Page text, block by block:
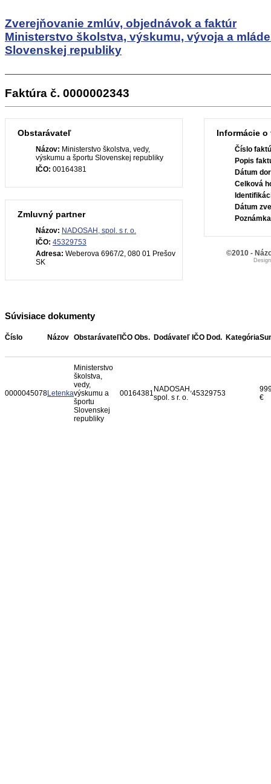
Zverejňovanie zmlúv, objednávok a faktúr
Ministerstvo školstva, výskumu, vývoja a
Slovenskej republiky
Faktúra č. 0000002343
Obstarávateľ
Názov: Ministerstvo školstva, vedy,
výskumu a športu Slovenskej republiky
IČO: 00164381
Zmluvný partner
Názov: NADOSAH, spol. s r. o.
IČO: 45329753
Adresa: Weberova 6967/2, 080 01 Prešov
SK
Informácie o
Číslo
Popis
Dátum
Celková
Dátum
Súvisiace dokumenty
Číslo Názov Obstarávateľ IČO Obs. Dodávateľ IČO Dod. Kategória
0000045078Letenka
Ministerstvo
školstva,
vedy,
výskumu a
športu
Slovenskej
republiky
00164381 NADOSAH,
spol. s r. o. 45329753
€
©2010 -